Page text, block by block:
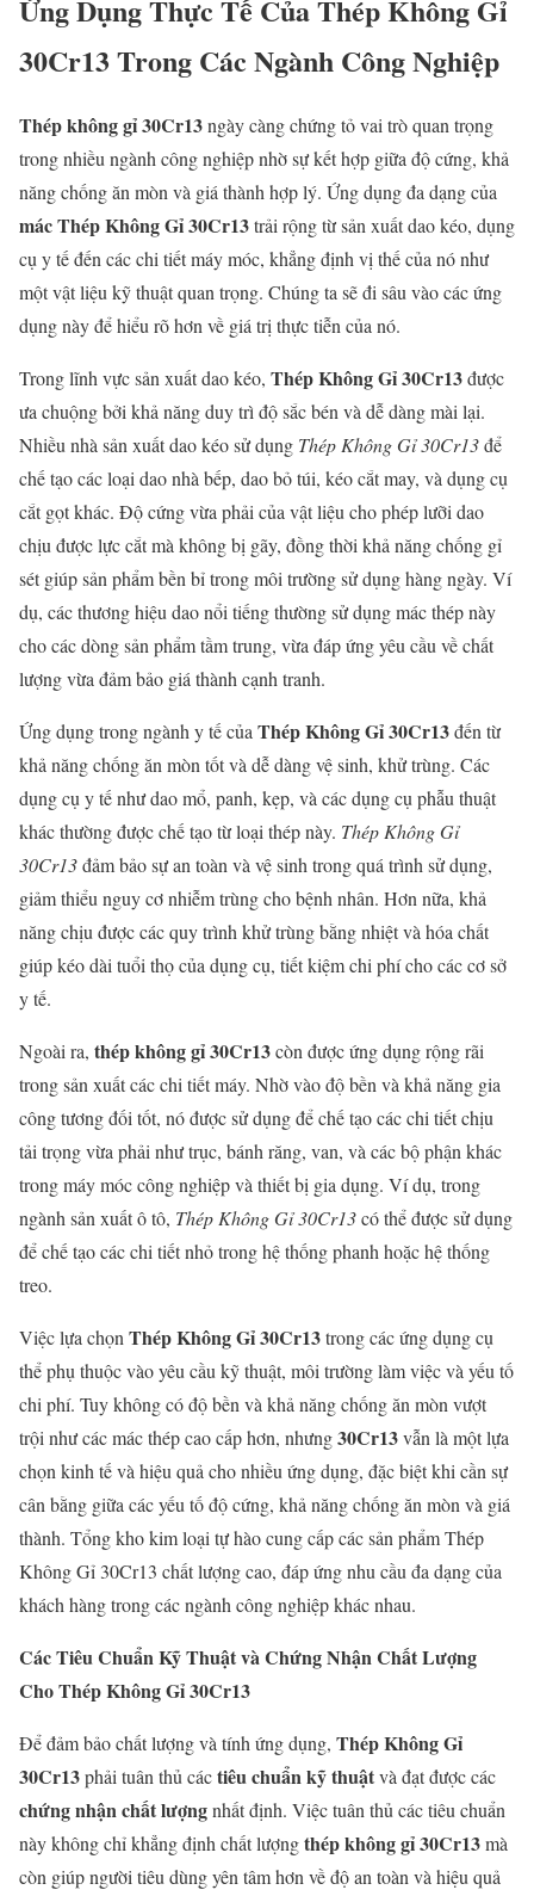
Ứng Dụng Thực Tế Của Thép Không Gỉ
30Cr13 Trong Các Ngành Công Nghiệp
Thép không gỉ 30Cr13ngày càng chứng tỏ vai trò quan trọng
trong nhiều ngành công nghiệp nhờ sự kết hợp giữa độ cứng, khả
năng chống ăn mòn và giá thành hợp lý. Ứng dụng đa dạng của
mác Thép Không Gỉ 30Cr13trải rộng từ sản xuất dao kéo, dụng
cụ y tế đến các chi tiết máy móc, khẳng định vị thế của nó như
một vật liệu kỹ thuật quan trọng. Chúng ta sẽ đi sâu vào các ứng
dụng này để hiểu rõ hơn về giá trị thực tiễn của nó.
Trong lĩnh vực sản xuất dao kéo, Thép Không Gỉ 30Cr13được
ưa chuộng bởi khả năng duy trì độ sắc bén và dễ dàng mài lại.
Nhiều nhà sản xuất dao kéo sử dụng Thép Không Gỉ 30Cr13để
chế tạo các loại dao nhà bếp, dao bỏ túi, kéo cắt may, và dụng cụ
cắt gọt khác. Độ cứng vừa phải của vật liệu cho phép lưỡi dao
chịu được lực cắt mà không bị gãy, đồng thời khả năng chống gỉ
sét giúp sản phẩm bền bỉ trong môi trường sử dụng hàng ngày. Ví
dụ, các thương hiệu dao nổi tiếng thường sử dụng mác thép này
cho các dòng sản phẩm tầm trung, vừa đáp ứng yêu cầu về chất
lượng vừa đảm bảo giá thành cạnh tranh.
Ứng dụng trong ngành y tế củaThép Không Gỉ 30Cr13đến từ
khả năng chống ăn mòn tốt và dễ dàng vệ sinh, khử trùng. Các
dụng cụ y tế như dao mổ, panh, kẹp, và các dụng cụ phẫu thuật
khác thường được chế tạo từ loại thép này. Thép Không Gỉ
30Cr13đảm bảo sự an toàn và vệ sinh trong quá trình sử dụng,
giảm thiểu nguy cơ nhiễm trùng cho bệnh nhân. Hơn nữa, khả
năng chịu được các quy trình khử trùng bằng nhiệt và hóa chất
giúp kéo dài tuổi thọ của dụng cụ, tiết kiệm chi phí cho các cơ sở
y tế.
Ngoài ra, thép không gỉ 30Cr13còn được ứng dụng rộng rãi
trong sản xuất các chi tiết máy. Nhờ vào độ bền và khả năng gia
công tương đối tốt, nó được sử dụng để chế tạo các chi tiết chịu
tải trọng vừa phải như trục, bánh răng, van, và các bộ phận khác
trong máy móc công nghiệp và thiết bị gia dụng. Ví dụ, trong
ngành sản xuất ô tô, Thép Không Gỉ 30Cr13có thể được sử dụng
để chế tạo các chi tiết nhỏ trong hệ thống phanh hoặc hệ thống
treo.
Việc lựa chọnThép Không Gỉ 30Cr13trong các ứng dụng cụ
thể phụ thuộc vào yêu cầu kỹ thuật, môi trường làm việc và yếu tố
chi phí. Tuy không có độ bền và khả năng chống ăn mòn vượt
trội như các mác thép cao cấp hơn, nhưng30Cr13vẫn là một lựa
chọn kinh tế và hiệu quả cho nhiều ứng dụng, đặc biệt khi cần sự
cân bằng giữa các yếu tố độ cứng, khả năng chống ăn mòn và giá
thành. Tổng kho kim loại tự hào cung cấp các sản phẩm Thép
Không Gỉ 30Cr13 chất lượng cao, đáp ứng nhu cầu đa dạng của
khách hàng trong các ngành công nghiệp khác nhau.
Các Tiêu Chuẩn Kỹ Thuật và Chứng Nhận Chất Lượng
Cho Thép Không Gỉ 30Cr13
Để đảm bảo chất lượng và tính ứng dụng, Thép Không Gỉ
30Cr13phải tuân thủ cáctiêu chuẩn kỹ thuậtvà đạt được các
chứng nhận chất lượngnhất định. Việc tuân thủ các tiêu chuẩn
này không chỉ khẳng định chất lượngthép không gỉ 30Cr13mà
còn giúp người tiêu dùng yên tâm hơn về độ an toàn và hiệu quả